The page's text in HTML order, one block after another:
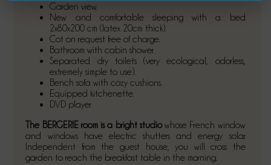
Garden view.
New and comfortable sleeping with a bed
2x80x200 cm (latex 20cm thick).
Cot on request free of charge.
Bathroom with cabin shower.
Separated dry toilets (very ecological, odorless,
extremely simple to use).
Bench sofa with cozy cushions.
Equipped kitchenette.
DVD player
The BERGERIE room is a bright studiowhose French window
and windows have electric shutters and energy solar.
Independent from the guest house, you will cross the
garden to reach the breakfast table in the morning.